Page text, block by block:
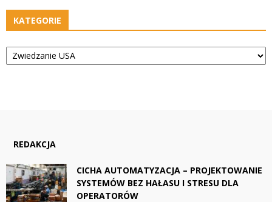
KATEGORIE
Kategorie
REDAKCJA
CICHA AUTOMATYZACJA – PROJEKTOWANIE
SYSTEMÓW BEZ HAŁASU I STRESU DLA
OPERATORÓW